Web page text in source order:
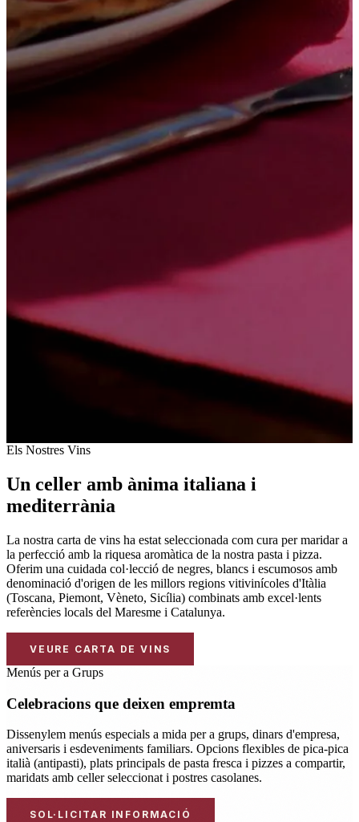
Els Nostres Vins
Un celler amb ànima italiana i
mediterrània
La nostra carta de vins ha estat seleccionada com cura per maridar a
la perfecció amb la riquesa aromàtica de la nostra pasta i pizza.
Oferim una cuidada col·lecció de negres, blancs i escumosos amb
denominació d'origen de les millors regions vitivinícoles d'Itàlia
(Toscana, Piemont, Vèneto, Sicília) combinats amb excel·lents
referències locals del Maresme i Catalunya.
VEURE CARTA DE VINS
Menús per a Grups
Celebracions que deixen empremta
Dissenylem menús especials a mida per a grups, dinars d'empresa,
aniversaris i esdeveniments familiars. Opcions flexibles de pica-pica
italià (antipasti), plats principals de pasta fresca i pizzes a compartir,
maridats amb celler seleccionat i postres casolanes.
SOL·LICITAR INFORMACIÓ